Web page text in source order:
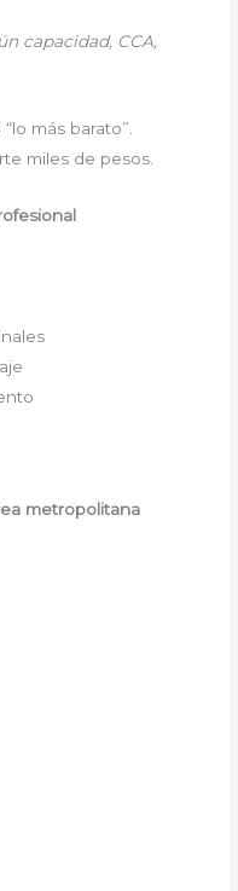
capacidad, CCA,
más barato”.
miles de pesos.
metropolitana